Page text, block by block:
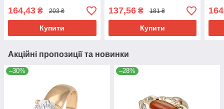
164,43 ₴ 203 ₴
Купити
137,56₴ 181 ₴
Купити
Акційні пропозиції та новинки
–30% –28%